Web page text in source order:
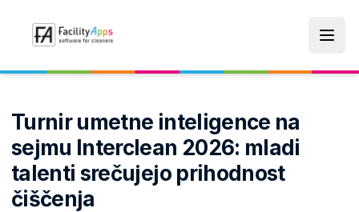
Turnir umetne inteligence na
sejmu Interclean 2026: mladi
talenti srečujejo prihodnost
čiščenja